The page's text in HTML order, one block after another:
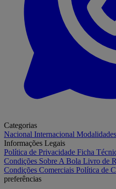
Categorias
Nacional Internacional Modalidades
Informações Legais
Política de Privacidade Ficha
Condições Sobre A Bola Livro de
Condições Comerciais Política de
preferências